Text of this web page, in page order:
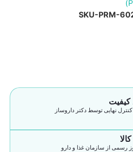
SKU-PRM-
نهایی توسط دکتر داروساز
رسمی از سازمان غذا و دارو